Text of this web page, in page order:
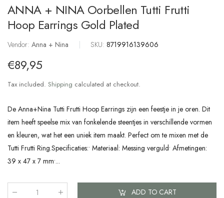
ANNA + NINA Oorbellen Tutti Frutti
Hoop Earrings Gold Plated
Vendor: Anna + Nina | SKU: 8719916139606
€89,95
Tax included. Shipping calculated at checkout.
De Anna+Nina Tutti Frutti Hoop Earrings zijn een feestje in je oren. Dit
item heeft speelse mix van fonkelende steentjes in verschillende vormen
en kleuren, wat het een uniek item maakt. Perfect om te mixen met de
Tutti Frutti Ring.Specificaties:• Materiaal: Messing verguld• Afmetingen:
39 x 47 x 7 mm•...
ADD TO CART